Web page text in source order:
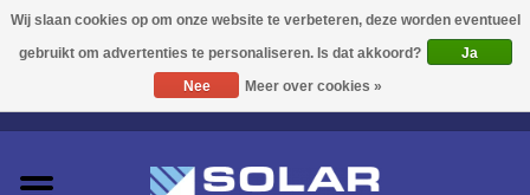
0 Artikelen - €0,00
Acties!
Ja
Nee
Meer over cookies »